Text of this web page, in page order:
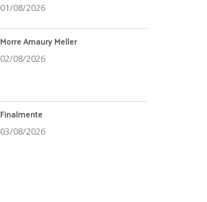
01/08/2026
Morre Amaury Meller
02/08/2026
Finalmente
03/08/2026